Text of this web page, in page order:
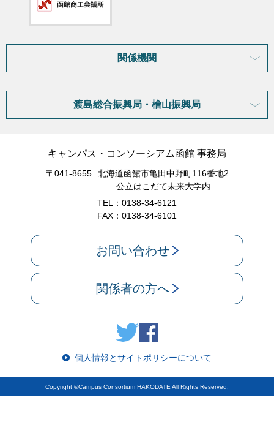
関係機関
渡島総合振興局・檜山振興局
キャンパス・コンソーシアム函館 事務局
〒041-8655
北海道函館市亀田中野町116番地2
公立はこだて未来大学内
TEL：0138-34-6121
FAX：0138-34-6101
お問い合わせ
関係者の方へ
個人情報とサイトポリシーについて
Copyright ©Campus Consortium HAKODATE All Rights Reserved.